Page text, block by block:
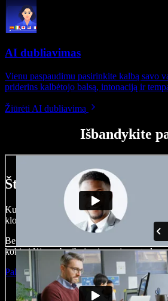
AI dubliavimas
Vienu paspaudimu pasirinkite kalbą savo
priderins kalbėtojo balsą, intonaciją ir
Žiūrėti AI dubliavimą
Išbandykite
Štai ką galite nuveikti su
Kurkite įgarsinimus, pridėkite nemokamų
klonuokite balsą – kurkite pilnus,
Be jokių mokymų ir viskas naršyklėje –
kokią idėją, neberibojami senųjų metodų.
Paleisti studiją